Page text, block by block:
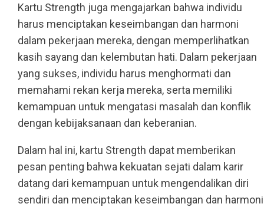
Kartu Strength juga mengajarkan bahwa individu
harus menciptakan keseimbangan dan harmoni
dalam pekerjaan mereka, dengan memperlihatkan
kasih sayang dan kelembutan hati. Dalam pekerjaan
yang sukses, individu harus menghormati dan
memahami rekan kerja mereka, serta memiliki
kemampuan untuk mengatasi masalah dan konflik
dengan kebijaksanaan dan keberanian.
Dalam hal ini, kartu Strength dapat memberikan
pesan penting bahwa kekuatan sejati dalam karir
datang dari kemampuan untuk mengendalikan diri
sendiri dan menciptakan keseimbangan dan harmoni